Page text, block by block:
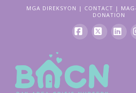
MGA DIREKSYON | CONTACT |
DONATION